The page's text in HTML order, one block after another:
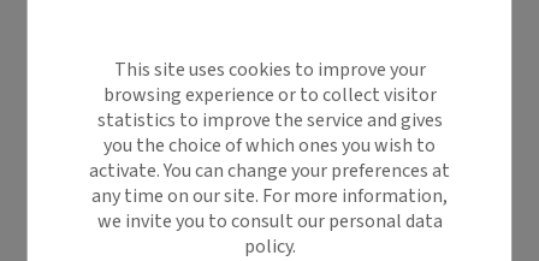
This site uses cookies to improve your
browsing experience or to collect visitor
statistics to improve the service and gives
you the choice of which ones you wish to
activate. You can change your preferences at
any time on our site. For more information,
we invite you to consult our personal data
policy.